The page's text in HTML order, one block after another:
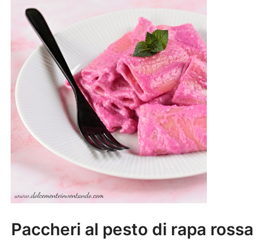
Paccheri al pesto di rapa rossa